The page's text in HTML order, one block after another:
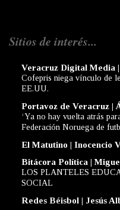
Sitios de interés...
Veracruz Digital Media
Cofepris niega vínculo de
EE.UU.
Portavoz de Veracruz |
‘Ya no hay vuelta atrás
Federación Noruega de
El Matutino | Inocencio
Bitácora Política |
LOS PLANTELES
SOCIAL
Redes Béisbol | Jesús